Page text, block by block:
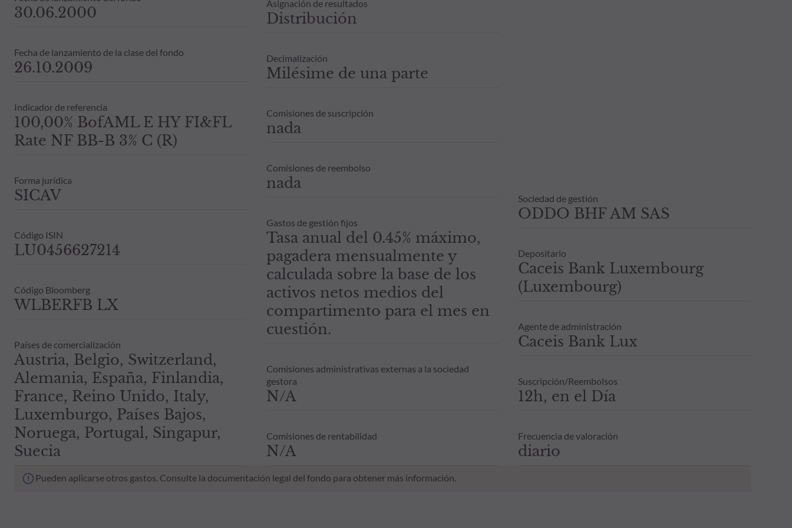
30.06.2000
Fecha de lanzamiento de la clase del fondo
26.10.2009
Indicador de referencia
100,00% BofAML E HY FI&FL
Rate NF BB-B 3% C (R)
Forma jurídica
SICAV
Código ISIN
LU0456627214
Código Bloomberg
WLBERFB LX
Países de comercialización
Austria, Belgio, Switzerland,
Alemania, España, Finlandia,
France, Reino Unido, Italy,
Luxemburgo, Países Bajos,
Noruega, Portugal, Singapur,
Suecia
Asignación de resultados
Distribución
Decimalización
Milésime de una parte
Comisiones de suscripción
nada
Comisiones de reembolso
nada
Gastos de gestión fijos
Tasa anual del 0.45% máximo,
pagadera mensualmente y
calculada sobre la base de los
activos netos medios del
compartimento para el mes en
cuestión.
Comisiones administrativas externas a la sociedad
gestora
N/A
Comisiones de rentabilidad
N/A
Sociedad de gestión
ODDO BHF AM SAS
Depositario
Caceis Bank Luxembourg
(Luxembourg)
Agente de administración
Caceis Bank Lux
Suscripción/Reembolsos
12h, en el Día
Frecuencia de valoración
diario
Pueden aplicarse otros gastos. Consulte la documentación legal del fondo para obtener más información.